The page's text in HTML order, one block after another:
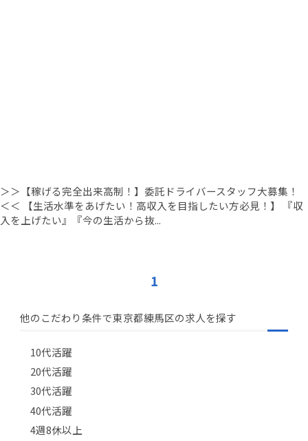
＞＞【稼げる完全出来高制！】委託ドライバースタッフ大募集！
＜＜ 【生活水準をあげたい！高収入を目指したい方必見！】 『収
入を上げたい』『今の生活から抜...
1
他のこだわり条件で東京都練馬区の求人を探す
10代活躍
20代活躍
30代活躍
40代活躍
4週8休以上